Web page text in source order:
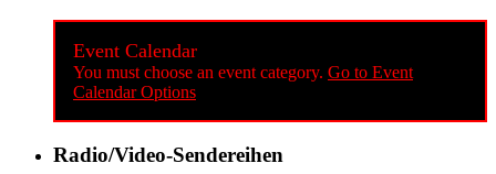
Event Calendar
You must choose an event category. Go to Event
Calendar Options
Radio/Video-Sendereihen